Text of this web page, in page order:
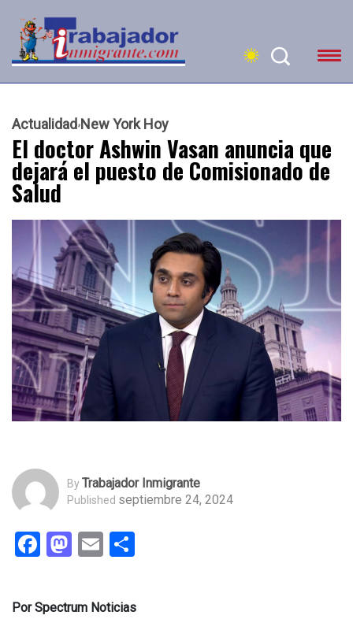
Actualidad New York Hoy
El doctor Ashwin Vasan anuncia que
dejará el puesto de Comisionado de
Salud
ByTrabajador Inmigrante
Published septiembre 24, 2024
Facebook
Mastodon
Email
Por Spectrum Noticias